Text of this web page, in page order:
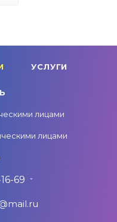
УСЛУГИ
лицами
лицами
69